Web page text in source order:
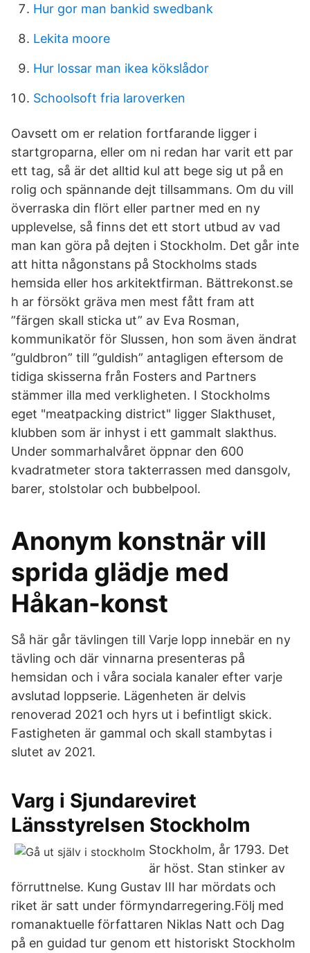
Hur gor man bankid swedbank
Lekita moore
Hur lossar man ikea kökslådor
Schoolsoft fria laroverken
Oavsett om er relation fortfarande ligger i
startgroparna, eller om ni redan har varit ett par
ett tag, så är det alltid kul att bege sig ut på en
rolig och spännande dejt tillsammans. Om du vill
överraska din flört eller partner med en ny
upplevelse, så finns det ett stort utbud av vad
man kan göra på dejten i Stockholm. Det går inte
att hitta någonstans på Stockholms stads
hemsida eller hos arkitektfirman. Bättrekonst.se
h ar försökt gräva men mest fått fram att
”färgen skall sticka ut” av Eva Rosman,
kommunikatör för Slussen, hon som även ändrat
”guldbron” till ”guldish” antagligen eftersom de
tidiga skisserna från Fosters and Partners
stämmer illa med verkligheten. I Stockholms
eget "meatpacking district" ligger Slakthuset,
klubben som är inhyst i ett gammalt slakthus.
Under sommarhalvåret öppnar den 600
kvadratmeter stora takterrassen med dansgolv,
barer, stolstolar och bubbelpool.
Anonym konstnär vill
sprida glädje med
Håkan-konst
Så här går tävlingen till Varje lopp innebär en ny
tävling och där vinnarna presenteras på
hemsidan och i våra sociala kanaler efter varje
avslutad loppserie. Lägenheten är delvis
renoverad 2021 och hyrs ut i befintligt skick.
Fastigheten är gammal och skall stambytas i
slutet av 2021.
Varg i Sjundareviret
Länsstyrelsen Stockholm
Stockholm, år 1793. Det
är höst. Stan stinker av
förruttnelse. Kung Gustav III har mördats och
riket är satt under förmyndarregering.Följ med
romanaktuelle författaren Niklas Natt och Dag
på en guidad tur genom ett historiskt Stockholm